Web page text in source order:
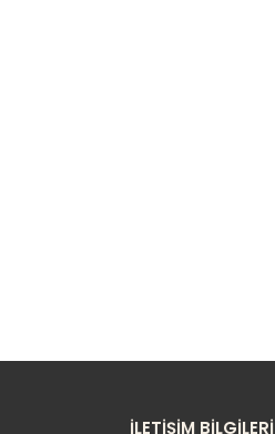
İLETİŞİM BİLGİLERİ